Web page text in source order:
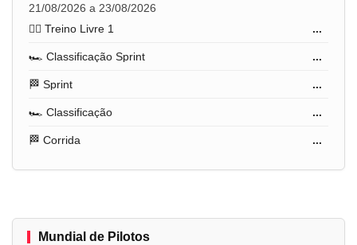
21/08/2026 a 23/08/2026
🏋️‍♂️ Treino Livre 1
...
🏎️ Classificação Sprint ...
🏁 Sprint ...
🏎️ Classificação ...
🏁 Corrida ...
Mundial de Pilotos